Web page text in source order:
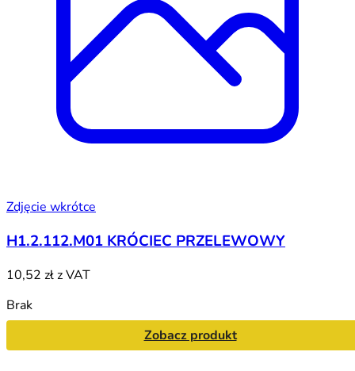
Zdjęcie wkrótce
H1.2.112.M01 KRÓCIEC PRZELEWOWY
10,52 złz VAT
Brak
Zobacz produkt